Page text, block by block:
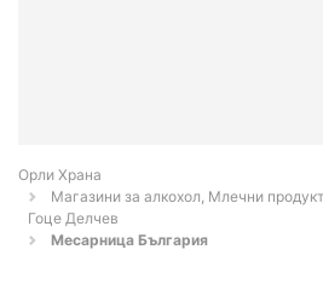
Орли Храна
Магазини за алкохол, Млечни
Гоце Делчев
Месарница България